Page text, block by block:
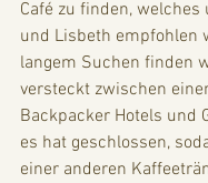
Café zu finden, welches
und Lisbeth empfohlen
langem Suchen finden
versteckt zwischen
Backpacker Hotels und
es hat geschlossen,
einer anderen